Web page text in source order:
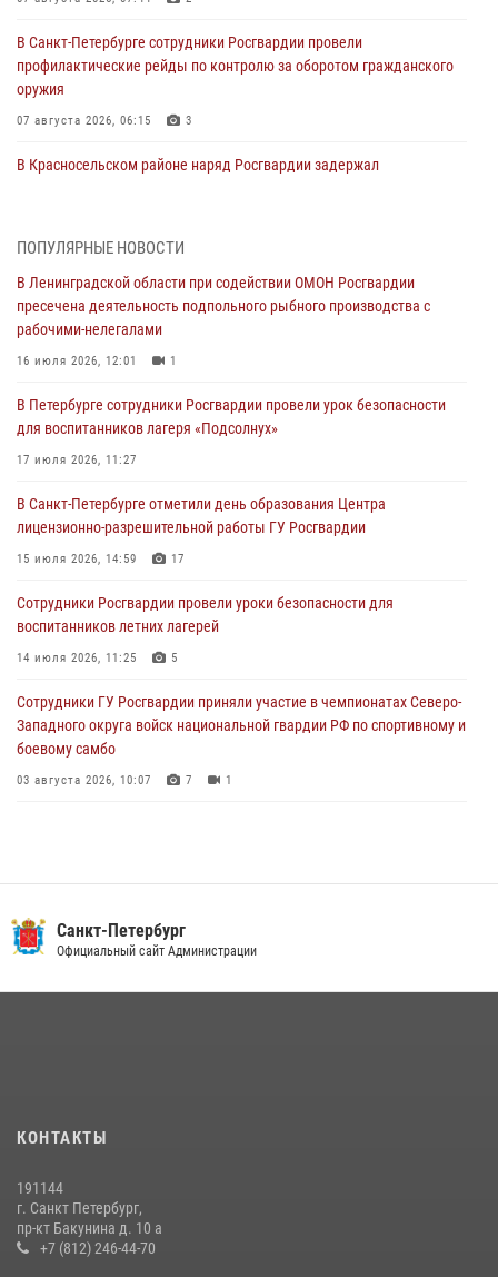
В Санкт-Петербурге сотрудники Росгвардии провели
профилактические рейды по контролю за оборотом гражданского
оружия
07 августа 2026, 06:15 3
В Красносельском районе наряд Росгвардии задержал
06 августа 2026, 13:39 1
В Центральном районе росгвардейцы оперативно задержали
хулигана, стрелявшего из пускового устройства рядом с жилыми
домами
06 августа 2026, 11:36
Сотрудники и военнослужащие Росгвардии обеспечили
правопорядок при проведении матча "Зенит" - "Балтика"
06 августа 2026, 07:30
В Выборгском районе наряд Росгвардии обнаружил
разыскиваемый преступный автотранспорт
05 августа 2026, 12:25 2
Петербургские росгвардейцы обнаружили объявленный в розыск
автомобиль, ранее использовавшийся при совершении кражи в
Ленобласти
ПОПУЛЯРНЫЕ НОВОСТИ
В Ленинградской области при содействии ОМОН Росгвардии
пресечена деятельность подпольного рыбного производства с
рабочими-нелегалами
16 июля 2026, 12:01 1
В Петербурге сотрудники Росгвардии провели урок безопасности
для воспитанников лагеря «Подсолнух»
17 июля 2026, 11:27
В Санкт-Петербурге отметили день образования Центра
лицензионно-разрешительной работы ГУ Росгвардии
15 июля 2026, 14:59 17
Сотрудники Росгвардии провели уроки безопасности для
воспитанников летних лагерей
14 июля 2026, 11:25 5
Сотрудники ГУ Росгвардии приняли участие в чемпионатах Северо-
Западного округа войск национальной гвардии РФ по спортивному и
боевому самбо
03 августа 2026, 10:07 7 1
В Красногвардейском районе росгвардейцы задержали хулигана,
угрожавшего мужчине пневматическим пистолетом
на III Международном петербургском цифровом форуме
В Ленобласти сотрудники Росгвардии провели встречу с
воспитанниками детского клуба «Умные каникулы»
Санкт-Петербург
Официальный сайт Администрации
КОНТАКТЫ
191144
г. Санкт Петербург,
пр-кт Бакунина д. 10 а
+7 (812) 246-44-70